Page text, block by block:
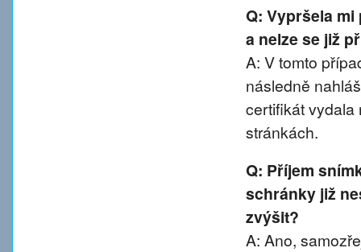
Q: Vypršela
a nelze se již
A: V tomto
následně
certifikát vydala
stránkách.
Q: Příjem
schránky již
zvýšit?
A: Ano,